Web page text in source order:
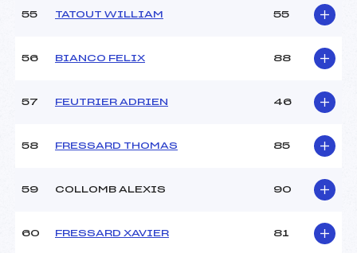
55 TATOUT WILLIAM 55
56 BIANCO FELIX 88
57 FEUTRIER ADRIEN 46
58 FRESSARD THOMAS 85
59 COLLOMB ALEXIS 90
60 FRESSARD XAVIER 81